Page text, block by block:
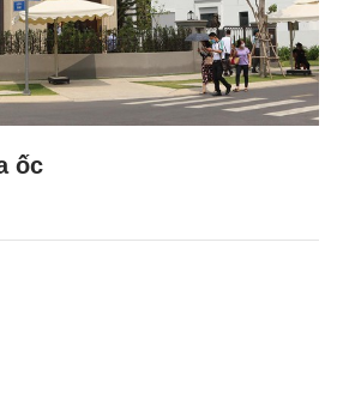
ốc